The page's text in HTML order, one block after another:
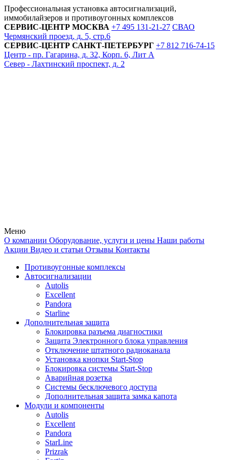
Профессиональная установка автосигнализаций,
иммобилайзеров и противоугонных комплексов
СЕРВИС-ЦЕНТР МОСКВА +7 495 131-21-27 СВАО
Чермянский проезд, д. 5, стр.6
СЕРВИС-ЦЕНТР САНКТ-ПЕТЕРБУРГ +7 812 716-74-15
Центр - пр. Гагарина, д. 32, Корп. 6, Лит А
Север - Лахтинский проспект, д. 2
Меню
О компании Оборудование, услуги и цены Наши работы
Акции Видео и статьи Отзывы Контакты
Противоугонные комплексы
Автосигнализации
Autolis
Excellent
Pandora
Starline
Дополнительная защита
Блокировка разъема диагностики
Защита Электронного блока управления
Отключение штатного радиоканала
Установка кнопки Start-Stop
Блокировка системы Start-Stop
Аварийная розетка
Системы бесключевого доступа
Дополнительная защита замка капота
Модули и компоненты
Autolis
Excellent
Pandora
StarLine
Prizrak